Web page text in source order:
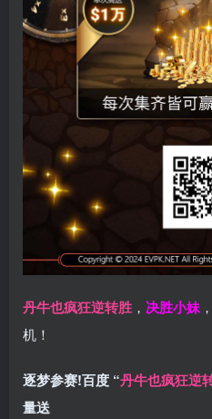
丹牛也疯狂逆转胜， 决胜小妹
机！
逐梦参赛!百度 “丹牛也疯狂逆
量送